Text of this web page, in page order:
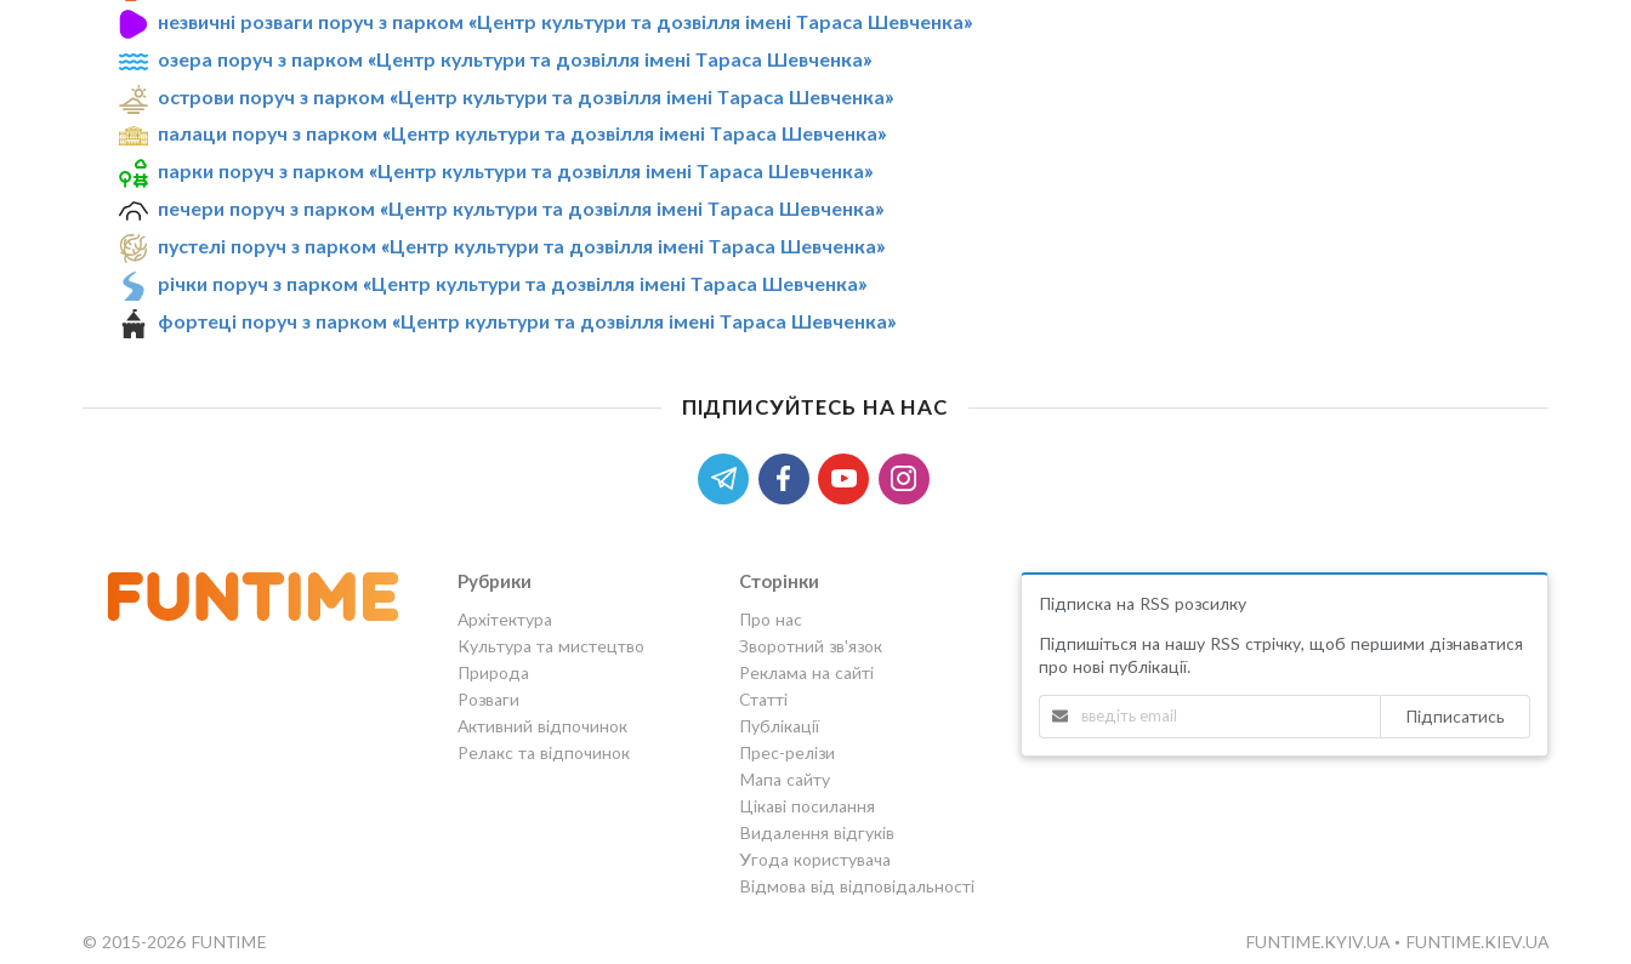
незвичні розваги поруч з парком «Центр культури та дозвілля імені Тараса Шевченка»
озера поруч з парком «Центр культури та дозвілля імені Тараса Шевченка»
острови поруч з парком «Центр культури та дозвілля імені Тараса Шевченка»
палаци поруч з парком «Центр культури та дозвілля імені Тараса Шевченка»
парки поруч з парком «Центр культури та дозвілля імені Тараса Шевченка»
печери поруч з парком «Центр культури та дозвілля імені Тараса Шевченка»
пустелі поруч з парком «Центр культури та дозвілля імені Тараса Шевченка»
річки поруч з парком «Центр культури та дозвілля імені Тараса Шевченка»
фортеці поруч з парком «Центр культури та дозвілля імені Тараса Шевченка»
ПІДПИСУЙТЕСЬ НА НАС
Рубрики
Архітектура
Культура та мистецтво
Природа
Розваги
Активний відпочинок
Релакс та відпочинок
Сторінки
Про нас
Зворотний зв'язок
Реклама на сайті
Статті
Публікації
Прес-релізи
Мапа сайту
Цікаві посилання
Видалення відгуків
Угода користувача
Відмова від відповідальності
Підписка на RSS розсилку
Підпишіться на нашу RSS стрічку, щоб першими дізнаватися
про нові публікації.
Підписатись
© 2015-2026 FUNTIME FUNTIME.KYIV.UA • FUNTIME.KIEV.UA